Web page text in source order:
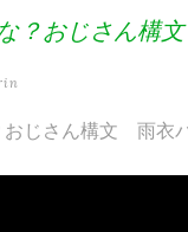
？おじさん構
おじさん構文 雨衣